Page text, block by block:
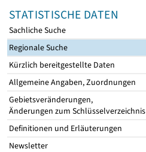
STATISTISCHE DATEN
Sachliche Suche
Regionale Suche
Kürzlich bereitgestellte Daten
Allgemeine Angaben, Zuordnungen
Gebietsveränderungen,
Änderungen zum Schlüsselverzeichnis
Definitionen und Erläuterungen
Newsletter